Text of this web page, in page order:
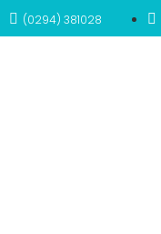
(0294) 381028